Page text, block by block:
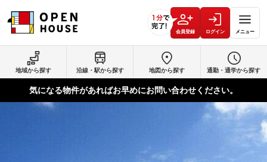
会員登録 ログイン メニュー
地域から探す 沿線・駅から探す 地図から探す 通勤・通学から探す
気になる物件があればお早めにお問い合わせください。